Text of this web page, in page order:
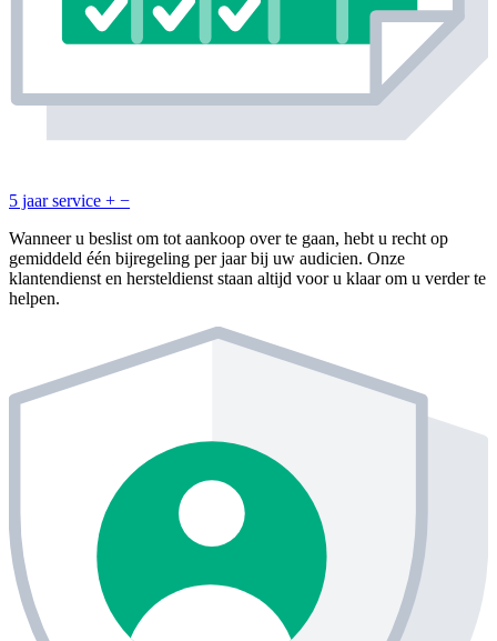
5 jaar service + −
Wanneer u beslist om tot aankoop over te gaan, hebt u recht op
gemiddeld één bijregeling per jaar bij uw audicien. Onze
klantendienst en hersteldienst staan altijd voor u klaar om u verder te
helpen.